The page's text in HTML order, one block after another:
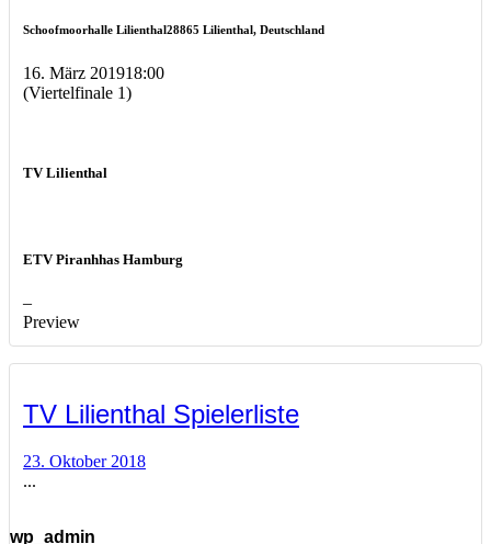
Schoofmoorhalle Lilienthal28865 Lilienthal, Deutschland
16. März 201918:00
(Viertelfinale 1)
TV Lilienthal
ETV Piranhhas Hamburg
–
Preview
TV Lilienthal Spielerliste
23. Oktober 2018
...
wp_admin